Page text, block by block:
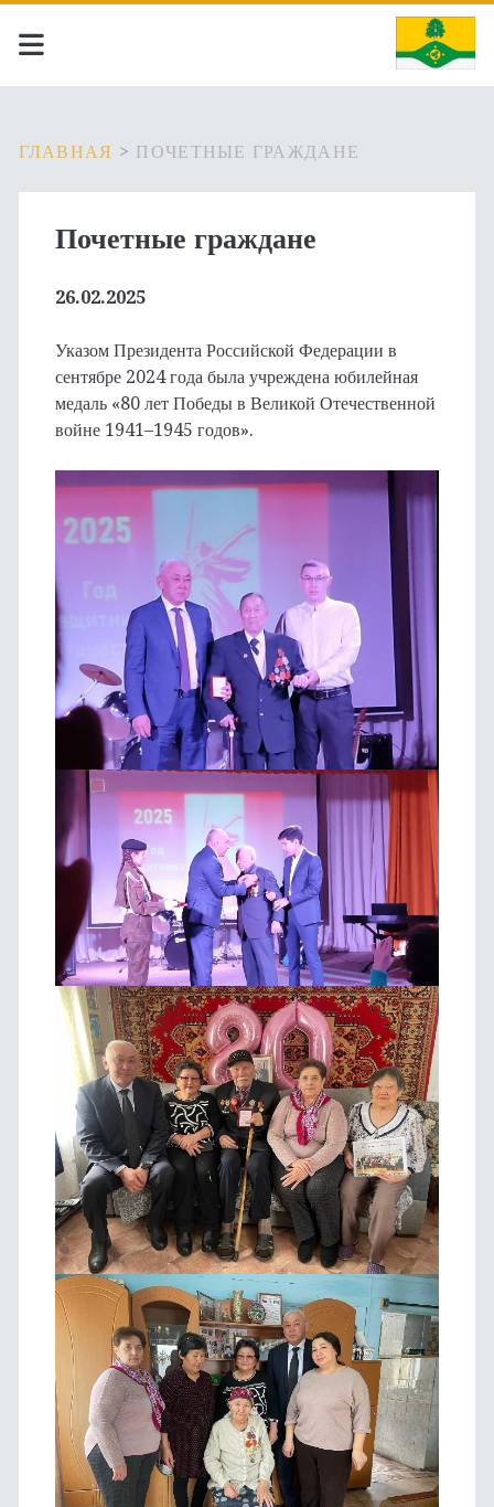
ГЛАВНАЯ > ПОЧЕТНЫЕ ГРАЖДАНЕ
Почетные граждане
26.02.2025
Указом Президента Российской Федерации в
сентябре 2024 года была учреждена юбилейная
медаль «80 лет Победы в Великой Отечественной
войне 1941–1945 годов».